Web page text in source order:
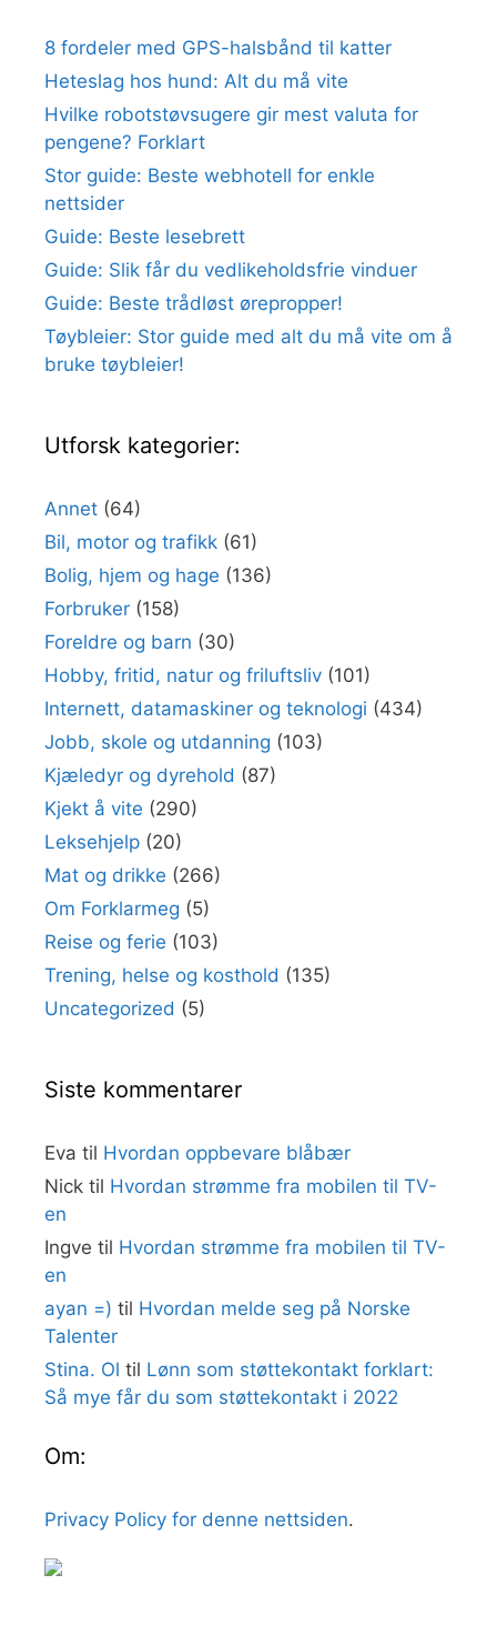
8 fordeler med GPS-halsbånd til katter
Heteslag hos hund: Alt du må vite
Hvilke robotstøvsugere gir mest valuta for
pengene? Forklart
Stor guide: Beste webhotell for enkle
nettsider
Guide: Beste lesebrett
Guide: Slik får du vedlikeholdsfrie vinduer
Guide: Beste trådløst ørepropper!
Tøybleier: Stor guide med alt du må vite om å
bruke tøybleier!
Utforsk kategorier:
Annet (64)
Bil, motor og trafikk (61)
Bolig, hjem og hage (136)
Forbruker (158)
Foreldre og barn (30)
Hobby, fritid, natur og friluftsliv (101)
Internett, datamaskiner og teknologi (434)
Jobb, skole og utdanning (103)
Kjæledyr og dyrehold (87)
Kjekt å vite (290)
Leksehjelp (20)
Mat og drikke (266)
Om Forklarmeg (5)
Reise og ferie (103)
Trening, helse og kosthold (135)
Uncategorized (5)
Siste kommentarer
Eva til Hvordan oppbevare blåbær
Nick til Hvordan strømme fra mobilen til TV-
en
Ingve til Hvordan strømme fra mobilen til TV-
en
ayan =) til Hvordan melde seg på Norske
Talenter
Stina. Ol til Lønn som støttekontakt forklart:
Så mye får du som støttekontakt i 2022
Om:
Privacy Policy for denne nettsiden.